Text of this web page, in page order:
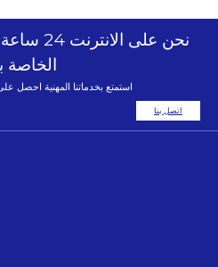
نحن على
الخاصة
استمتع بخدماتنا المهنية احصل
اتصل بنا